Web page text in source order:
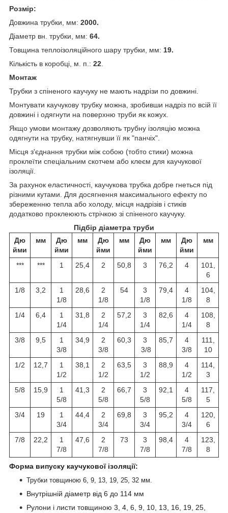
Розмір:
Довжина трубки, мм: 2000.
Діаметр вн. трубки, мм: 64.
Товщина теплоізоляційного шару трубки, мм: 19.
Кількість в коробці, м. п.: 22
Монтаж
Трубки з спіненого каучуку не мають надрізи по довжині.
Монтувати каучукову трубку можна, зробивши надріз по всій її
довжині і одягнути на поверхню труби як кожух.
Якщо умови монтажу дозволяють трубну ізоляцію можна
одягнути на трубку, натягнувши її як "панчіх".
Місця з'єднання трубки між собою (тобто стики) можна
проклеїти спеціальним скотчем або клеєм для каучукової
ізоляції.
За рахунок еластичності, каучукова трубка добре гнеться під
різними кутами. Для досягнення максимального ефекту по
збереженню тепла або холоду, місця надрізів і стиків
додатково проклеюють стрічкою зі спіненого каучуку.
Підбір діаметра труби
Дю
йми
мм
Дю
йми
мм
Дю
йми
мм
Дю
йми
мм
Дю
йми
мм
*** *** 1 25,4 2 50,8 3 76,2 4
101,
6
1/8
3,2
1
1/8
28,6
2
1/8
54
3
1/8
79,4
4
1/8
104,
8
1/4
6,4
1
1/4
31,8
2
1/4
57,2
3
1/4
82,6
4
1/4
108,
8
3/8
9,5
1
3/8
34,9
2
3/8
60,3
3
3/8
85,7
4
3/8
111,
10
1/2
12,7
1
1/2
38,1
2
1/2
63,5
3
1/2
88,9
4
1/2
114,
3
5/8
15,9
1
5/8
41,3
2
5/8
66,7
3
5/8
92,1
4
5/8
117,
5
3/4
19
1
3/4
44,4
2
3/4
69,8
3
3/4
95,2
4
3/4
120,
6
7/8
22,2
1
7/8
47,6
2
7/8
73
3
7/8
98,4
4
7/8
123,
8
Форма випуску каучукової ізоляції:
Трубки товщиною 6, 9, 13, 19, 25, 32 мм.
Внутрішній діаметр від 6 до 114 мм
Рулони і листи товщиною 3, 4, 6, 9, 10, 13, 16, 19, 25,